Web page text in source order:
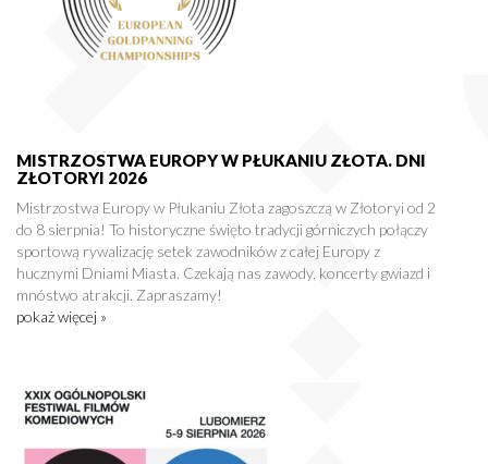
MISTRZOSTWA EUROPY W PŁUKANIU ZŁOTA. DNI
ZŁOTORYI 2026
Mistrzostwa Europy w Płukaniu Złota zagoszczą w Złotoryi od 2
do 8 sierpnia! To historyczne święto tradycji górniczych połączy
sportową rywalizację setek zawodników z całej Europy z
hucznymi Dniami Miasta. Czekają nas zawody, koncerty gwiazd i
mnóstwo atrakcji. Zapraszamy!
pokaż więcej »